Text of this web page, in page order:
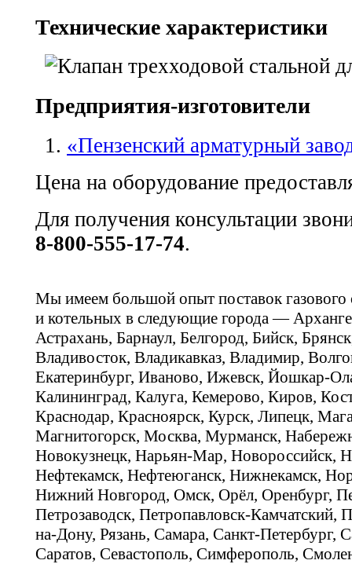
Технические характеристики
Предприятия-изготовители
«Пензенский арматурный
Цена на оборудование
Для получения консультации
8-800-555-17-74.
Мы имеем большой опыт поставок газового
и котельных в следующие города —
Астрахань, Барнаул, Белгород, Бийск,
Владивосток, Владикавказ, Владимир,
Екатеринбург, Иваново, Ижевск, Йошкар-
Калининград, Калуга, Кемерово, Киров,
Краснодар, Красноярск, Курск, Липецк,
Магнитогорск, Москва, Мурманск,
Новокузнецк, Нарьян-Мар, Новороссийск,
Нефтекамск, Нефтеюганск, Нижнекамск,
Нижний Новгород, Омск, Орёл, Оренбург,
Петрозаводск, Петропавловск-Камчатский,
на-Дону, Рязань, Самара, Санкт-Петербург,
Саратов, Севастополь, Симферополь,